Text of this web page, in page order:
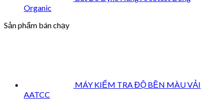
Organic
Sản phẩm bán chạy
MÁY KIỂM TRA ĐỘ BỀN MÀU VẢI
AATCC